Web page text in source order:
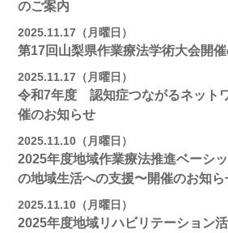
のご案内
2025.11.17（月曜日）
第17回山梨県作業療法学術大会開
2025.11.17（月曜日）
令和7年度 認知症つながるネット
催のお知らせ
2025.11.10（月曜日）
2025年度地域作業療法推進ベーシ
の地域⽣活への⽀援〜開催のお知ら
2025.11.10（月曜日）
2025年度地域リハビリテーション